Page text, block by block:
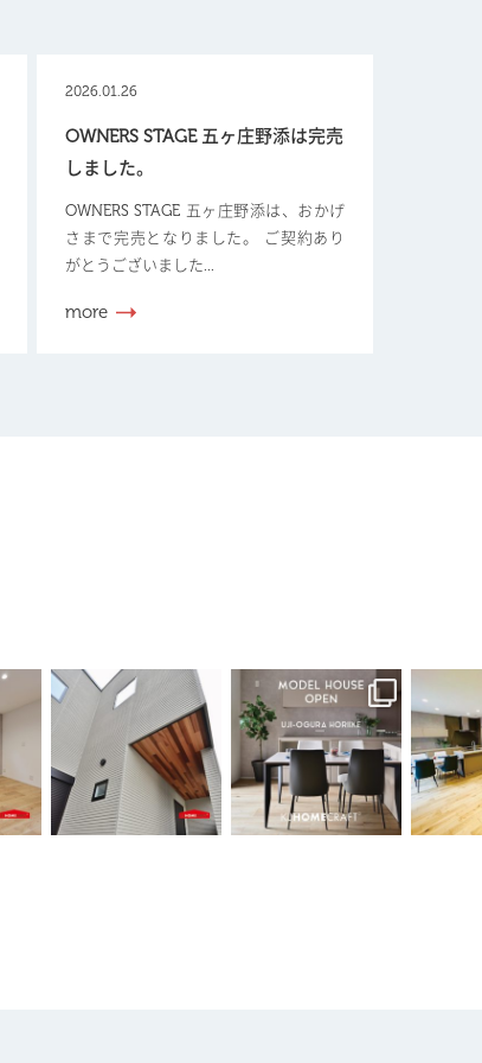
2026.01.26
OWNERS STAGE 五ヶ庄野添は完売
しました。
OWNERS STAGE 五ヶ庄野添は、おかげ
さまで完売となりました。 ご契約あり
がとうございました...
more